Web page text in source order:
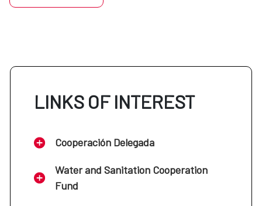
LINKS OF INTEREST
Cooperación Delegada
Water and Sanitation Cooperation
Fund